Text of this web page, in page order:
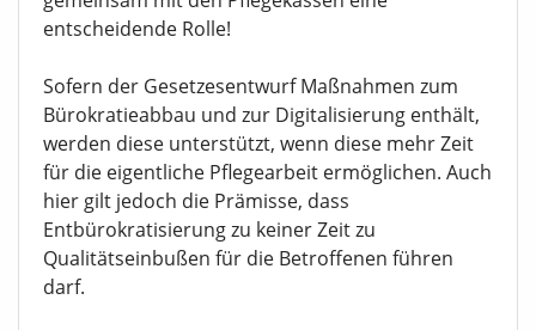
entscheidende Rolle!
Sofern der Gesetzesentwurf Maßnahmen zum
Bürokratieabbau und zur Digitalisierung enthält,
werden diese unterstützt, wenn diese mehr Zeit
für die eigentliche Pflegearbeit ermöglichen. Auch
hier gilt jedoch die Prämisse, dass
Entbürokratisierung zu keiner Zeit zu
Qualitätseinbußen für die Betroffenen führen
darf.